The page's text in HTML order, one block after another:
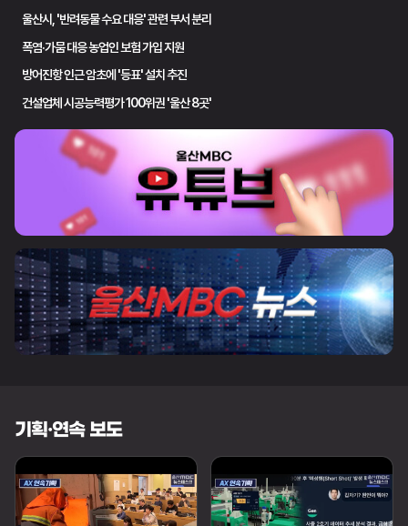
울산시, '반려동물 수요 대응' 관련 부서 분리
폭염·가뭄 대응 농업인 보험 가입 지원
방어진항 인근 암초에 '등표' 설치 추진
건설업체 시공능력평가 100위권 '울산 8곳'
기획·연속 보도